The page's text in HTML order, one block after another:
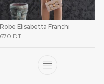
Robe Elisabetta Franchi
670 DT